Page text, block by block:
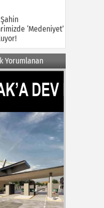
‘Medeniyet’
KOÇ
BİR İNANÇ
VE İNSANLAR
Yorumlanan